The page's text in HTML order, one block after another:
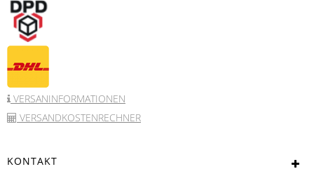
VERSANINFORMATIONEN
VERSANDKOSTENRECHNER
KONTAKT